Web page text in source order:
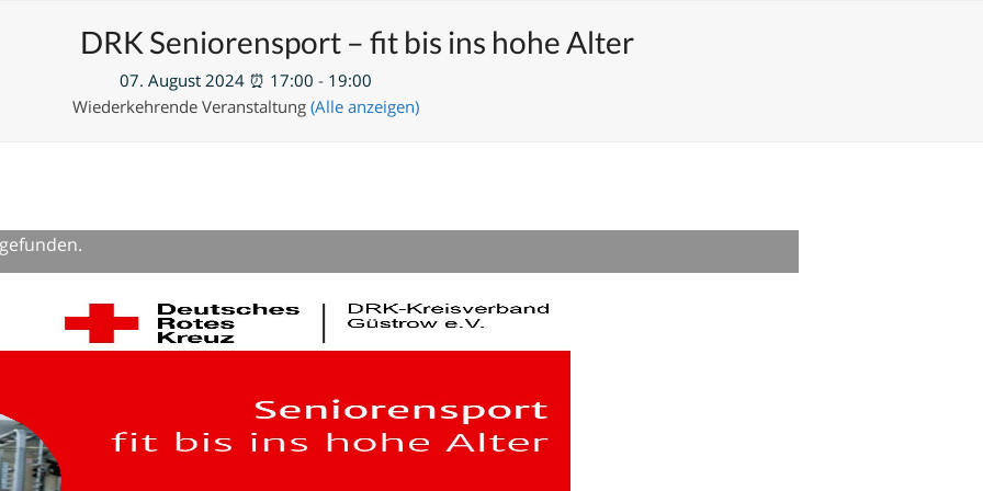
DRK Seniorensport – fit bis ins hohe Alter
07. August 2024 ⏰ 17:00 - 19:00
Wiederkehrende Veranstaltung (Alle anzeigen)